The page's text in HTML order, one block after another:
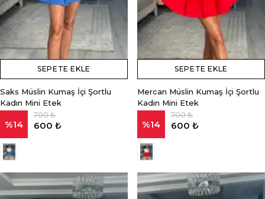
SEPETE EKLE
Saks Müslin Kumaş İçi Şortlu
Kadın Mini Etek
%14
700 ₺
600 ₺
SEPETE EKLE
Mercan Müslin Kumaş İçi Şortlu
Kadın Mini Etek
%14
700 ₺
600 ₺